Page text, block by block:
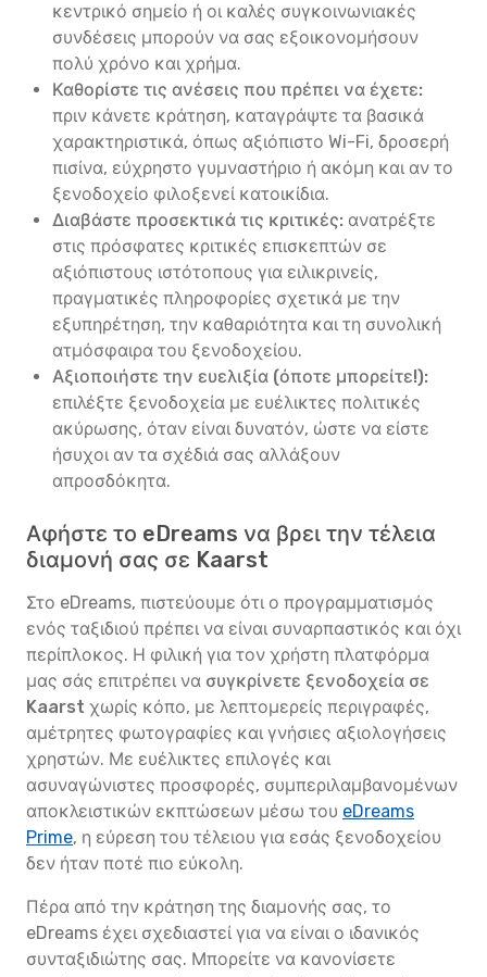
κεντρικό σημείο ή οι καλές συγκοινωνιακές
συνδέσεις μπορούν να σας εξοικονομήσουν
πολύ χρόνο και χρήμα.
Καθορίστε τις ανέσεις που πρέπει να έχετε:
πριν κάνετε κράτηση, καταγράψτε τα βασικά
χαρακτηριστικά, όπως αξιόπιστο Wi-Fi, δροσερή
πισίνα, εύχρηστο γυμναστήριο ή ακόμη και αν το
ξενοδοχείο φιλοξενεί κατοικίδια.
Διαβάστε προσεκτικά τις κριτικές: ανατρέξτε
στις πρόσφατες κριτικές επισκεπτών σε
αξιόπιστους ιστότοπους για ειλικρινείς,
πραγματικές πληροφορίες σχετικά με την
εξυπηρέτηση, την καθαριότητα και τη συνολική
ατμόσφαιρα του ξενοδοχείου.
Αξιοποιήστε την ευελιξία (όποτε μπορείτε!):
επιλέξτε ξενοδοχεία με ευέλικτες πολιτικές
ακύρωσης, όταν είναι δυνατόν, ώστε να είστε
ήσυχοι αν τα σχέδιά σας αλλάξουν
απροσδόκητα.
Αφήστε το eDreams να βρει την τέλεια
διαμονή σας σε Kaarst
Στο eDreams, πιστεύουμε ότι ο προγραμματισμός
ενός ταξιδιού πρέπει να είναι συναρπαστικός και όχι
περίπλοκος. Η φιλική για τον χρήστη πλατφόρμα
μας σάς επιτρέπει να συγκρίνετε ξενοδοχεία σε
Kaarst χωρίς κόπο, με λεπτομερείς περιγραφές,
αμέτρητες φωτογραφίες και γνήσιες αξιολογήσεις
χρηστών. Με ευέλικτες επιλογές και
ασυναγώνιστες προσφορές, συμπεριλαμβανομένων
αποκλειστικών εκπτώσεων μέσω του eDreams
Prime, η εύρεση του τέλειου για εσάς ξενοδοχείου
δεν ήταν ποτέ πιο εύκολη.
Πέρα από την κράτηση της διαμονής σας, το
eDreams έχει σχεδιαστεί για να είναι ο ιδανικός
συνταξιδιώτης σας. Μπορείτε να κανονίσετε